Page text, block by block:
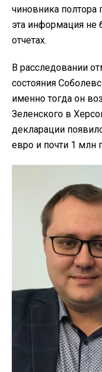
чиновника полтора
эта информация
отчетах.
В расследовании
состояния
именно тогда он
Зеленского в
декларации
евро и почти 1 млн